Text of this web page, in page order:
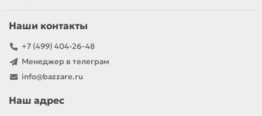
Наши контакты
+7 (499) 404-26-48
Менеджер в телеграм
info@bazzare.ru
Наш адрес